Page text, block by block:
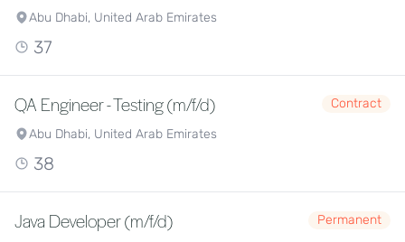
Abu Dhabi, United Arab Emirates
37
QA Engineer - Testing (m/f/d)
Contract
Abu Dhabi, United Arab Emirates
38
Java Developer (m/f/d)
Permanent